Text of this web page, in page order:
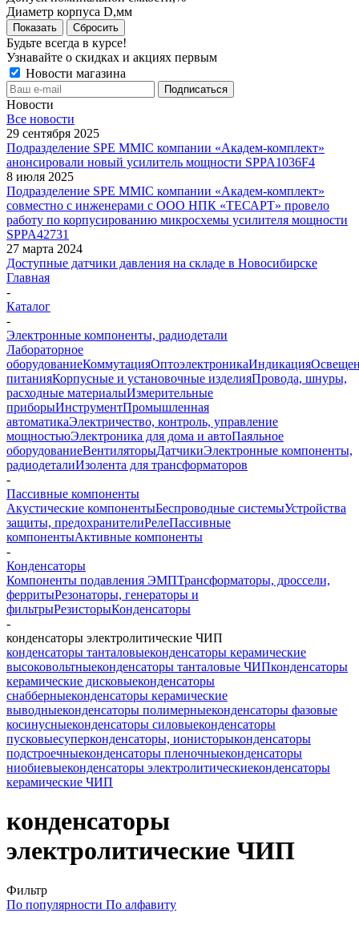
Диаметр корпуса D,мм
Показать Сбросить
Будьте всегда в курсе!
Узнавайте о скидках и акциях первым
Новости магазина
Новости
Все новости
29 сентября 2025
Подразделение SPE MMIC компании «Академ-комплект»
анонсировали новый усилитель мощности SPPA1036F4
8 июля 2025
Подразделение SPE MMIC компании «Академ-комплект»
совместно с инженерами с ООО НПК «ТЕСАРТ» провело
работу по корпусированию микросхемы усилителя мощности
SPPA42731
27 марта 2024
Доступные датчики давления на складе в Новосибирске
Главная
-
Каталог
-
Электронные компоненты, радиодетали
Лабораторное
оборудованиеКоммутацияОптоэлектроникаИндикация
питанияКорпусные и установочные изделияПровода, шнуры,
расходные материалыИзмерительные
приборыИнструментПромышленная
автоматикаЭлектричество, контроль, управление
мощностьюЭлектроника для дома и автоПаяльное
оборудованиеВентиляторыДатчикиЭлектронные компоненты,
радиодеталиИзолента для трансформаторов
-
Пассивные компоненты
Акустические компонентыБеспроводные системыУстройства
защиты, предохранителиРелеПассивные
компонентыАктивные компоненты
-
Конденсаторы
Компоненты подавления ЭМПТрансформаторы, дроссели,
ферритыРезонаторы, генераторы и
фильтрыРезисторыКонденсаторы
-
конденсаторы электролитические ЧИП
конденсаторы танталовыеконденсаторы керамические
высоковольтныеконденсаторы танталовые ЧИПконденсаторы
керамические дисковыеконденсаторы
снабберныеконденсаторы керамические
выводныеконденсаторы полимерныеконденсаторы фазовые
косинусныеконденсаторы силовыеконденсаторы
пусковыесуперконденсаторы, ионисторыконденсаторы
подстроечныеконденсаторы пленочныеконденсаторы
ниобиевыеконденсаторы электролитическиеконденсаторы
керамические ЧИП
конденсаторы
электролитические ЧИП
Фильтр
По популярности По алфавиту